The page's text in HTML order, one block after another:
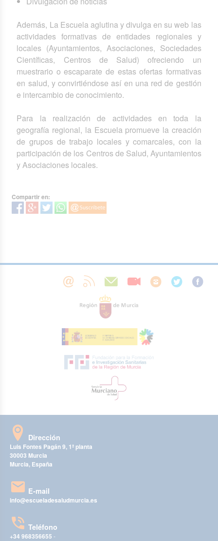
Además, La Escuela aglutina y divulga en su web las
actividades formativas de entidades regionales y
locales (Ayuntamientos, Asociaciones, Sociedades
Científicas, Centros de Salud) ofreciendo un
muestrario o escaparate de estas ofertas formativas
en salud, y convirtiéndose así en una red de gestión
e intercambio de conocimiento.
Para la realización de actividades en toda la
geografía regional, la Escuela promueve la creación
de grupos de trabajo locales y comarcales, con la
participación de los Centros de Salud, Ayuntamientos
y Asociaciones locales.
Compartir en:
Dirección
Luis Fontes Pagán 9, 1ª planta
30003 Murcia
Murcia, España
E-mail
info@escueladesaludmurcia.es
Teléfono
+34 968356655 -